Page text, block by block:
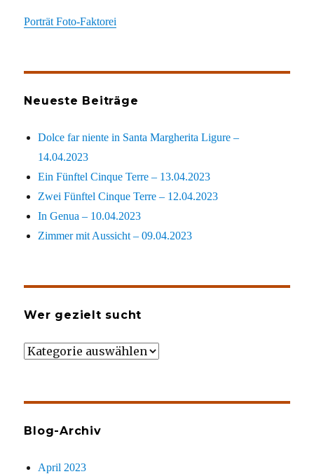
Porträt Foto-Faktorei
Neueste Beiträge
Dolce far niente in Santa Margherita Ligure –
14.04.2023
Ein Fünftel Cinque Terre – 13.04.2023
Zwei Fünftel Cinque Terre – 12.04.2023
In Genua – 10.04.2023
Zimmer mit Aussicht – 09.04.2023
Wer gezielt sucht
Wer
Blog-Archiv
April 2023